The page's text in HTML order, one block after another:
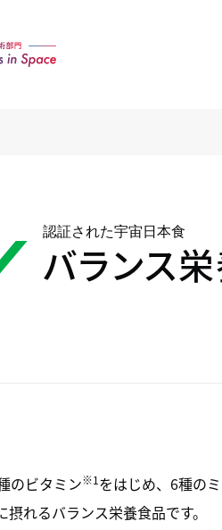
認証された宇宙日本食
バランス栄
のビタミン※1をはじめ、6種の
摂れるバランス栄養食品です。